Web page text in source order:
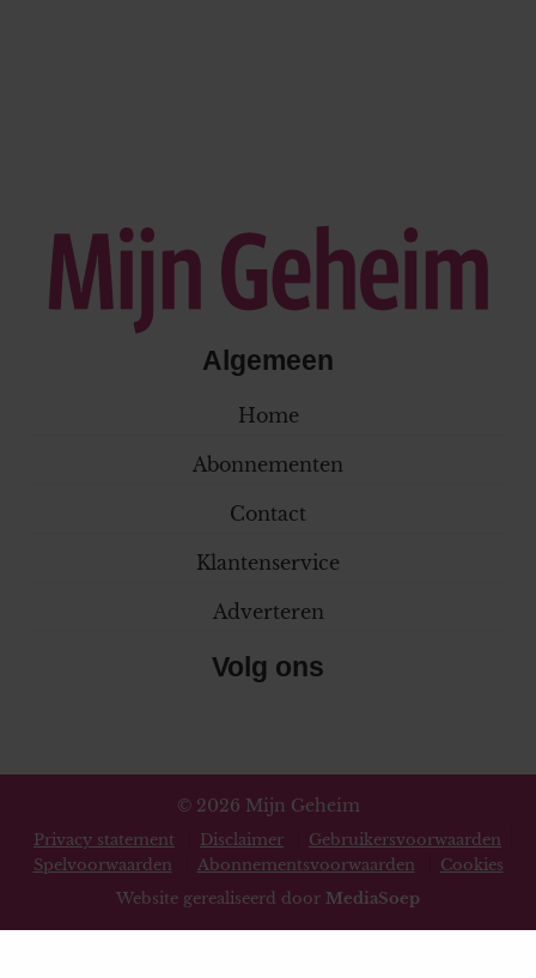
Algemeen
Home
Abonnementen
Contact
Klantenservice
Adverteren
Volg ons
© 2026 Mijn Geheim
Privacy statement Disclaimer
Gebruikersvoorwaarden
Spelvoorwaarden
Abonnementsvoorwaarden
Cookies
Website gerealiseerd door MediaSoep